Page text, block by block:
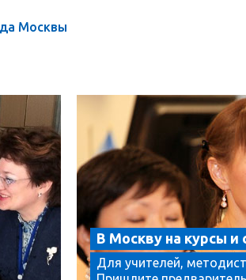
Москвы
В Москву на курсы и
Для учителей,